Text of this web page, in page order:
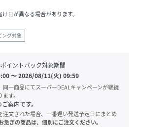
日が異なる場合があります。
ング対象
イントバック対象期間
〜2026/08/11(火) 09:59
一商品にてスーパーDEALキャンペーンが継続
す。
案内です。
文された場合、一番遅い発送予定日にまとめ
急ぎの商品は、個別にご注文ください。